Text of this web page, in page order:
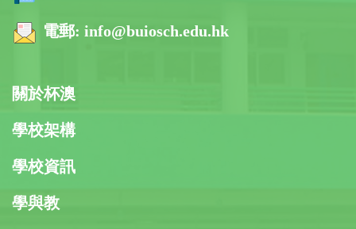
電郵: info@buiosch.edu.hk
關於杯澳
學校架構
學校資訊
學與教